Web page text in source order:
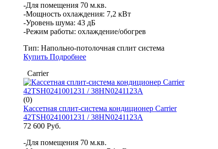
-Для помещения 70 м.кв.
-Мощность охлаждения: 7,2 кВт
-Уровень шума: 43 дБ
-Режим работы: охлаждение/обогрев
Тип: Напольно-потолочная сплит система
Купить Подробнее
Carrier
(0)
Кассетная сплит-система кондиционер Carrier
42TSH0241001231 / 38HN0241123A
72 600 Руб.
-Для помещения 70 м.кв.